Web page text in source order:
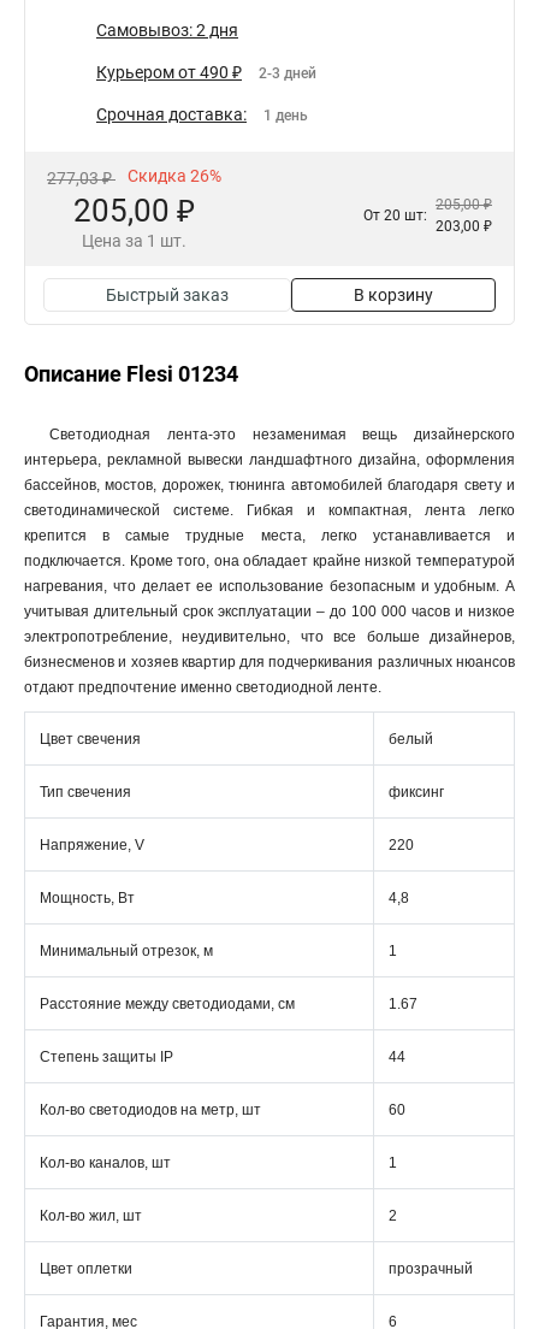
Самовывоз: 2 дня
Курьером от 490 ₽ 2-3 дней
Срочная доставка: 1 день
277,03 ₽ Скидка 26%
205,00 ₽
Цена за 1 шт.
От 20 шт:
205,00 ₽
203,00 ₽
Быстрый заказ В корзину
Описание Flesi 01234
Светодиодная лента-это незаменимая вещь дизайнерского
интерьера, рекламной вывески ландшафтного дизайна, оформления
бассейнов, мостов, дорожек, тюнинга автомобилей благодаря свету и
светодинамической системе. Гибкая и компактная, лента легко
крепится в самые трудные места, легко устанавливается и
подключается. Кроме того, она обладает крайне низкой температурой
нагревания, что делает ее использование безопасным и удобным. А
учитывая длительный срок эксплуатации – до 100 000 часов и низкое
электропотребление, неудивительно, что все больше дизайнеров,
бизнесменов и хозяев квартир для подчеркивания различных нюансов
отдают предпочтение именно светодиодной ленте.
Цвет свечения белый
Тип свечения фиксинг
Напряжение, V 220
Мощность, Вт 4,8
Минимальный отрезок, м 1
Расстояние между светодиодами, см 1.67
Степень защиты IP 44
Кол-во светодиодов на метр, шт 60
Кол-во каналов, шт 1
Кол-во жил, шт 2
Цвет оплетки прозрачный
Гарантия, мес 6